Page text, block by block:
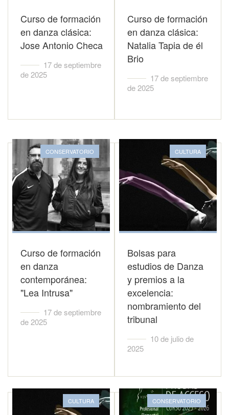
Curso de formación
en danza clásica:
Jose Antonio Checa
17 de septiembre
de 2025
Curso de formación
en danza clásica:
Natalia Tapia de él
Brio
17 de septiembre
de 2025
CONSERVATORIO
Curso de formación
en danza
contemporánea:
"Lea Intrusa"
17 de septiembre
de 2025
CULTURA
Bolsas para
estudios de Danza
y premios a la
excelencia:
nombramiento del
tribunal
10 de julio de
2025
CULTURA CONSERVATORIO